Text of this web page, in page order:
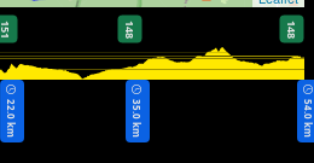
151
22.0 km
148
35.0 km
148